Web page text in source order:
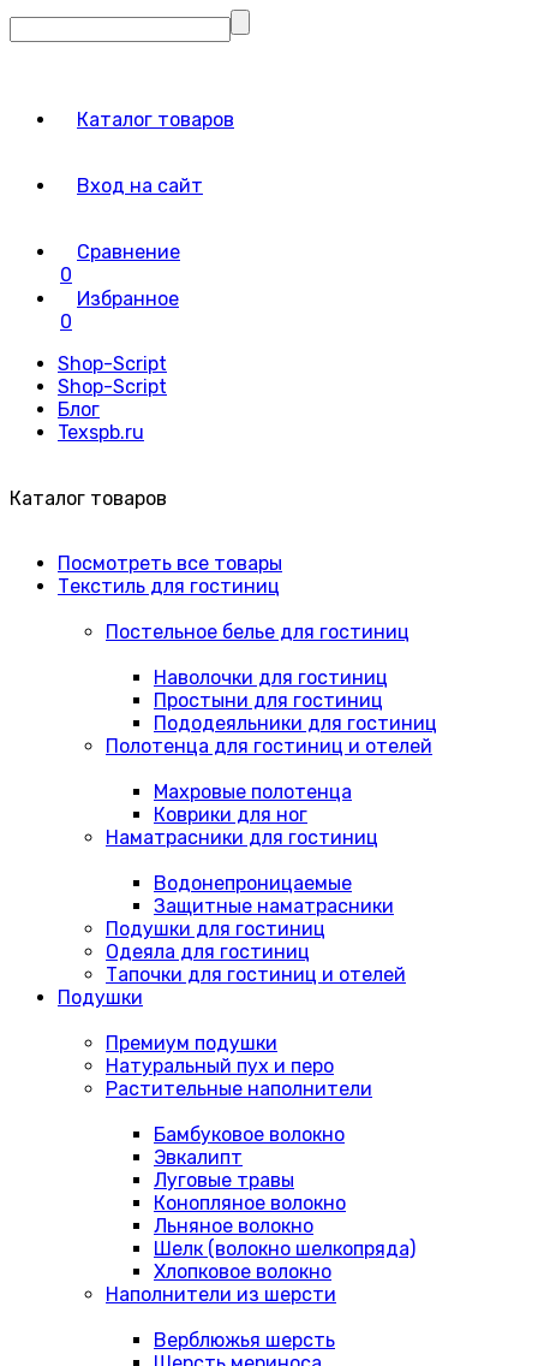
Каталог товаров
Вход на сайт
Сравнение
0
Избранное
0
Shop-Script
Shop-Script
Блог
Texspb.ru
Каталог товаров
Посмотреть все товары
Текстиль для гостиниц
Постельное белье для гостиниц
Наволочки для гостиниц
Простыни для гостиниц
Пододеяльники для гостиниц
Полотенца для гостиниц и отелей
Махровые полотенца
Коврики для ног
Наматрасники для гостиниц
Водонепроницаемые
Защитные наматрасники
Подушки для гостиниц
Одеяла для гостиниц
Тапочки для гостиниц и отелей
Подушки
Премиум подушки
Натуральный пух и перо
Растительные наполнители
Бамбуковое волокно
Эвкалипт
Луговые травы
Конопляное волокно
Льняное волокно
Шелк (волокно шелкопряда)
Хлопковое волокно
Наполнители из шерсти
Верблюжья шерсть